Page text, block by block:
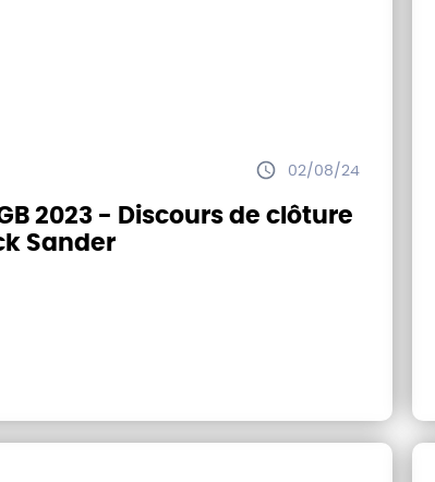
02/08/24
2023 - Discours de clôture
Sander